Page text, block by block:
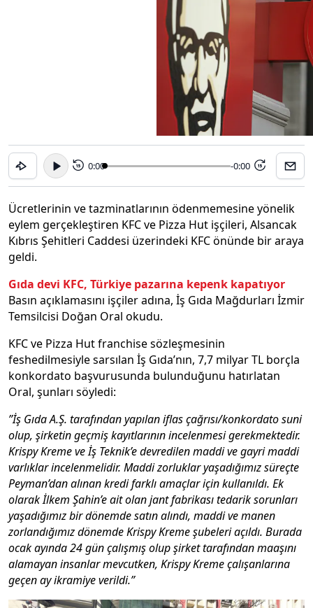
15 0:00 -0:00 15
Ücretlerinin ve tazminatlarının ödenmemesine yönelik
eylem gerçekleştiren KFC ve Pizza Hut işçileri, Alsancak
Kıbrıs Şehitleri Caddesi üzerindeki KFC önünde bir araya
geldi.
Gıda devi KFC, Türkiye pazarına kepenk kapatıyor
Basın açıklamasını işçiler adına, İş Gıda Mağdurları İzmir
Temsilcisi Doğan Oral okudu.
KFC ve Pizza Hut franchise sözleşmesinin
feshedilmesiyle sarsılan İş Gıda’nın, 7,7 milyar TL borçla
konkordato başvurusunda bulunduğunu hatırlatan
Oral, şunları söyledi:
”İş Gıda A.Ş. tarafından yapılan iflas çağrısı/konkordato suni
olup, şirketin geçmiş kayıtlarının incelenmesi gerekmektedir.
Krispy Kreme ve İş Teknik’e devredilen maddi ve gayri maddi
varlıklar incelenmelidir. Maddi zorluklar yaşadığımız süreçte
Peyman’dan alınan kredi farklı amaçlar için kullanıldı. Ek
olarak İlkem Şahin’e ait olan jant fabrikası tedarik sorunları
yaşadığımız bir dönemde satın alındı, maddi ve manen
zorlandığımız dönemde Krispy Kreme şubeleri açıldı. Burada
ocak ayında 24 gün çalışmış olup şirket tarafından maaşını
alamayan insanlar mevcutken, Krispy Kreme çalışanlarına
geçen ay ikramiye verildi.”